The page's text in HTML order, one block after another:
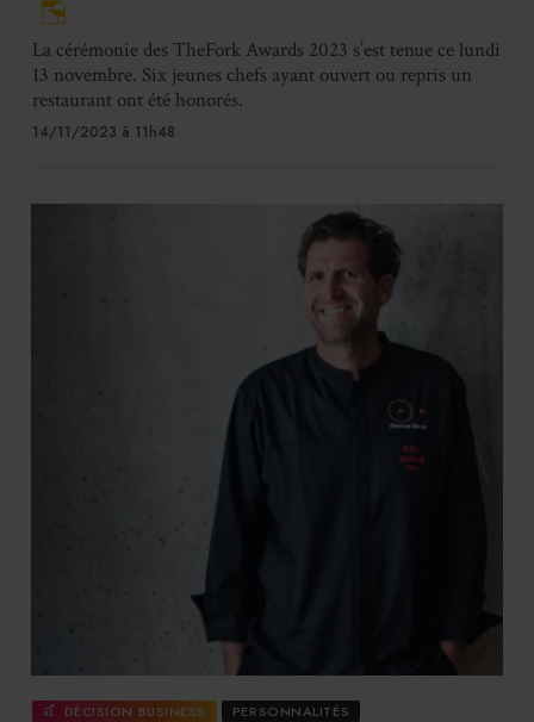
La cérémonie des TheFork Awards 2023 s’est tenue ce lundi
13 novembre. Six jeunes chefs ayant ouvert ou repris un
restaurant ont été honorés.
14/11/2023 à 11h48
DÉCISION BUSINESS PERSONNALITÉS